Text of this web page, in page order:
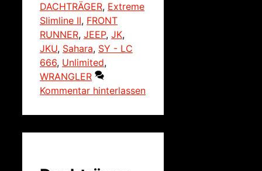
DACHTRÄGER, Extreme
Slimline II, FRONT
RUNNER, JEEP, JK,
JKU, Sahara, SY - LC
666, Unlimited,
WRANGLER
Kommentar hinterlassen